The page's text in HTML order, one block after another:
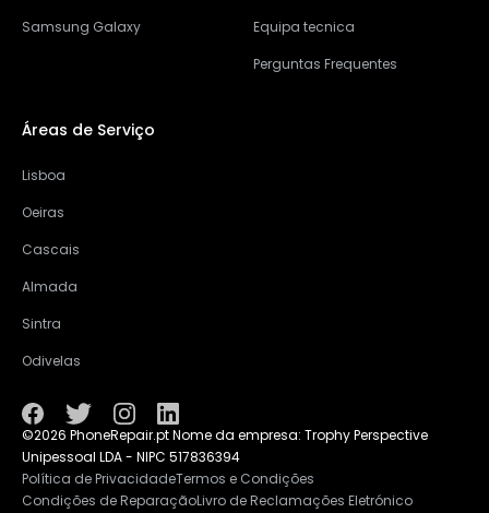
Samsung Galaxy
Equipa tecnica
Perguntas Frequentes
Áreas de Serviço
Lisboa
Oeiras
Cascais
Almada
Sintra
Odivelas
©2026 PhoneRepair.pt Nome da empresa: Trophy Perspective
Unipessoal LDA - NIPC 517836394
Política de PrivacidadeTermos e Condições
Condições de ReparaçãoLivro de Reclamações Eletrónico